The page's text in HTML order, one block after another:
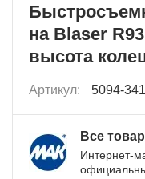
на Blaser
высота
Артикул: 5094-
Все
Интернет-